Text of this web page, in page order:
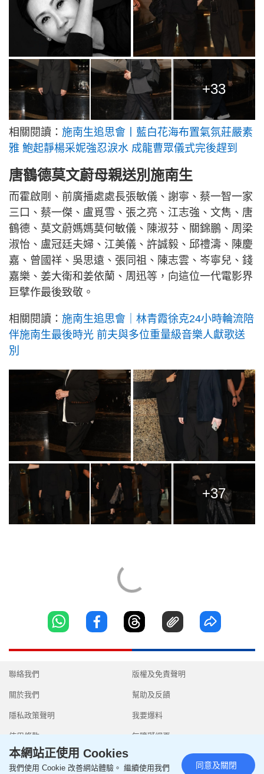
+33
相關閱讀： 施南生追思會丨藍白花海布置氣氛莊嚴素
雅 鮑起靜楊采妮強忍淚水 成龍曹眾儀式完後趕到
唐鶴德莫文蔚母親送別施南生
而霍啟剛、前廣播處處長張敏儀、謝寧、蔡一智一家
三口、蔡一傑、盧覓雪、張之亮、江志強、文雋、唐
鶴德、莫文蔚媽媽莫何敏儀、陳淑芬、關錦鵬、周梁
淑怡、盧冠廷夫婦、江美儀、許誠毅、邱禮濤、陳慶
嘉、曾國祥、吳思遠、張同祖、陳志雲、岑寧兒、錢
嘉樂、姜大衛和姜依蘭、周迅等，向這位一代電影界
巨擘作最後致敬。
相關閱讀： 施南生追思會｜林青霞徐克24小時輪流陪
伴施南生最後時光 前夫與多位重量級音樂人獻歌送
別
+37
聯絡我們
關於我們
隱私政策聲明
使用條款
版權及免責聲明
幫助及反饋
我要爆料
無障礙網頁
本網站正使用 Cookies
我們使用 Cookie 改善網站體驗。 繼續使用我們 同意及關閉